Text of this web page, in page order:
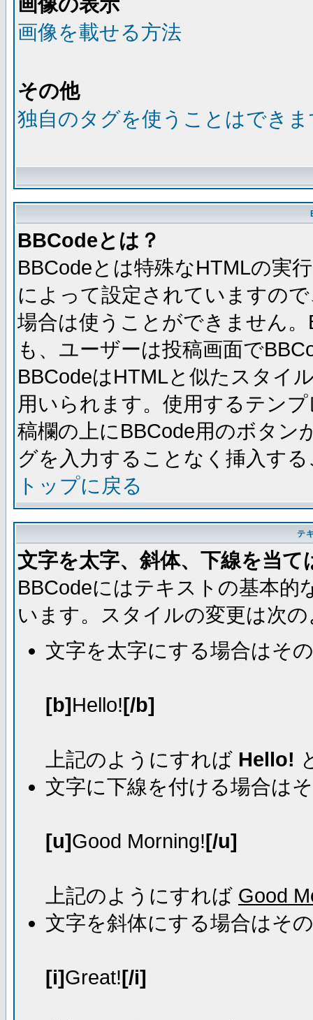
画像を載せる方法
その他
独自のタグを使うことはでき
BBCodeとは？
BBCodeとは特殊なHTMLの実
によって設定されていますの
場合は使うことができません
も、ユーザーは投稿画面で
BBCodeはHTMLと似たスタイ
用いられます。使用するテン
稿欄の上にBBCode用のボタン
グを入力することなく挿入す
トップに戻る
テ
文字を太字、斜体、下線を当て
BBCodeにはテキストの基本
います。スタイルの変更は次
文字を太字にする場合はそ
[b]Hello![/b]
上記のようにすれば Hello!
文字に下線を付ける場合は
[u]Good Morning![/u]
上記のようにすれば Good
文字を斜体にする場合はそ
[i]Great![/i]